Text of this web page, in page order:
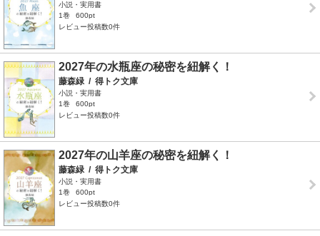
小説・実用書
1巻
600pt
レビュー投稿数0件
2027年の水瓶座の秘密を紐解く！
藤森緑 / 得トク文庫
小説・実用書
1巻
600pt
レビュー投稿数0件
2027年の山羊座の秘密を紐解く！
藤森緑 / 得トク文庫
小説・実用書
1巻
600pt
レビュー投稿数0件